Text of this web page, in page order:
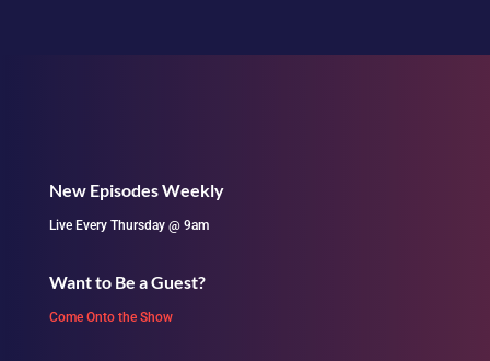
New Episodes Weekly
Live Every Thursday @ 9am
Want to Be a Guest?
Come Onto the Show